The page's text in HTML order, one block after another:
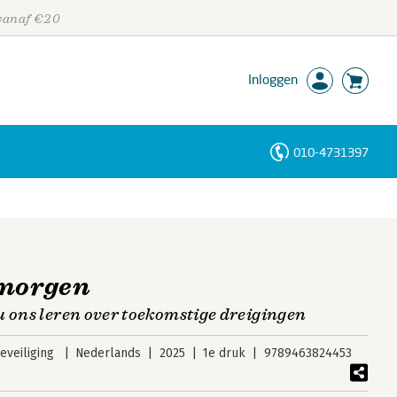
€20
Inloggen
010-4731397
ons leren over toekomstige dreigingen
Nederlands 2025 1e druk 9789463824453
Personen